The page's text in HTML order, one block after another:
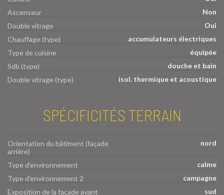
Ascenseur
Non
Double vitrage
Oui
Chauffage (type)
accumulateurs électriques
Type de cuisine
équipée
Sdb (type)
douche et bain
Double vitrage (type)
isol. thermique et acoustique
SPÉCIFICITÉS TERRAIN
Orientation du bâtiment (façade
arrière)
nord
Type d'environnement
calme
Type d'environnement 2
campagne
Exposition de la façade avant
sud